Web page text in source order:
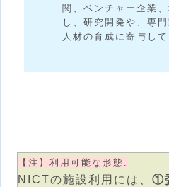
関、ベンチャー企業
し、研究開発や、専
人材の育成に寄与して
【注】利用可能な形態:
NICTの施設利用には、 ①